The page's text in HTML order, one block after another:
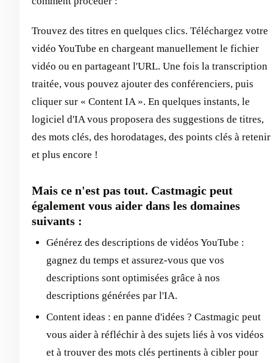
Trouvez des titres en quelques clics. Téléchargez votre
vidéo YouTube en chargeant manuellement le fichier
vidéo ou en partageant l'URL. Une fois la transcription
traitée, vous pouvez ajouter des conférenciers, puis
cliquer sur « Content IA ». En quelques instants, le
logiciel d'IA vous proposera des suggestions de titres,
des mots clés, des horodatages, des points clés à retenir
et plus encore !
Mais ce n'est pas tout. Castmagic peut
également vous aider dans les domaines
suivants :
Générez des descriptions de vidéos YouTube :
gagnez du temps et assurez-vous que vos
descriptions sont optimisées grâce à nos
descriptions générées par l'IA.
Content ideas : en panne d'idées ? Castmagic peut
vous aider à réfléchir à des sujets liés à vos vidéos
et à trouver des mots clés pertinents à cibler pour